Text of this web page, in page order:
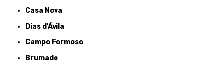
Casa Nova
Dias d'Ávila
Campo Formoso
Brumado